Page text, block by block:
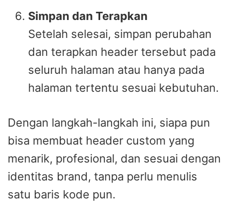
Simpan dan Terapkan
Setelah selesai, simpan perubahan
dan terapkan header tersebut pada
seluruh halaman atau hanya pada
halaman tertentu sesuai kebutuhan.
Dengan langkah-langkah ini, siapa pun
bisa membuat header custom yang
menarik, profesional, dan sesuai dengan
identitas brand, tanpa perlu menulis
satu baris kode pun.